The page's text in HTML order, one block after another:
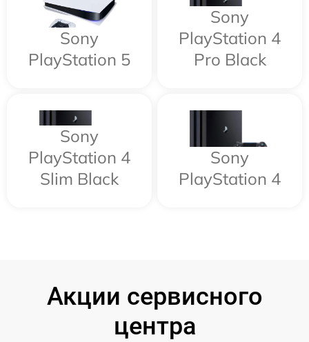
Sony
PlayStation 5
Sony
PlayStation 4
Pro Black
Sony
PlayStation 4
Slim Black
Sony
PlayStation 4
Акции сервисного
центра